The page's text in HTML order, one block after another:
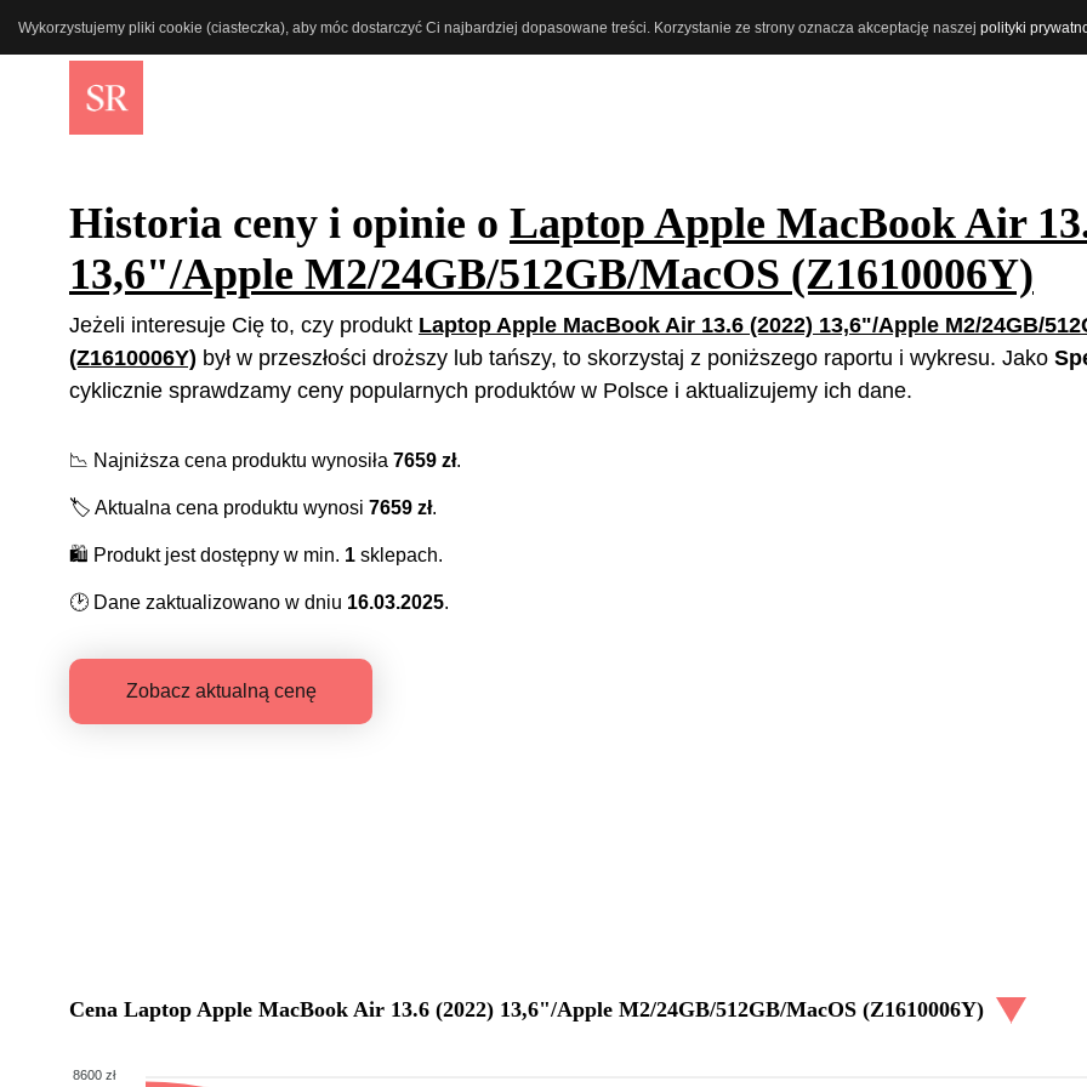
Wykorzystujemy pliki cookie (ciasteczka), aby móc dostarczyć Ci najbardziej dopasowane treści. Korzystanie ze strony oznacza akceptację naszej polityki
Historia ceny i opinie o Laptop Apple MacBook Air
13,6"/Apple M2/24GB/512GB/MacOS (Z1610006Y)
Jeżeli interesuje Cię to, czy produkt Laptop Apple MacBook Air 13.6 (2022) 13,6"/Apple M2/24GB/
(Z1610006Y) był w przeszłości droższy lub tańszy, to skorzystaj z poniższego raportu i wykresu. Jako
cyklicznie sprawdzamy ceny popularnych produktów w Polsce i aktualizujemy ich dane.
📉 Najniższa cena produktu wynosiła 7659 zł.
🏷️ Aktualna cena produktu wynosi 7659 zł.
🛍️ Produkt jest dostępny w min. 1 sklepach.
🕑 Dane zaktualizowano w dniu 16.03.2025.
Zobacz aktualną cenę
Cena Laptop Apple MacBook Air 13.6 (2022) 13,6"/Apple M2/24GB/512GB/MacOS (Z1610006Y)
8600 zł